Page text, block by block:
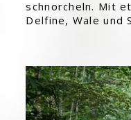
schnorcheln. Mit
Delfine, Wale und